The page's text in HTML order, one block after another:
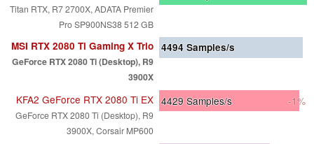
Titan RTX, R7 2700X, ADATA Premier
Pro SP900NS38 512 GB
MSI RTX 2080 Ti Gaming X Trio
GeForce RTX 2080 Ti (Desktop), R9
3900X
4494 Samples/s
KFA2 GeForce RTX 2080 Ti EX
GeForce RTX 2080 Ti (Desktop), R9
3900X, Corsair MP600
4429 Samples/s -1%